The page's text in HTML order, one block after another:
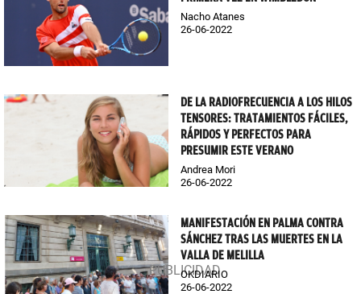
Nacho Atanes
26-06-2022
DE LA RADIOFRECUENCIA A LOS HILOS
TENSORES: TRATAMIENTOS FÁCILES,
RÁPIDOS Y PERFECTOS PARA
PRESUMIR ESTE VERANO
Andrea Mori
26-06-2022
MANIFESTACIÓN EN PALMA CONTRA
SÁNCHEZ TRAS LAS MUERTES EN LA
VALLA DE MELILLA
OKDIARIO
26-06-2022